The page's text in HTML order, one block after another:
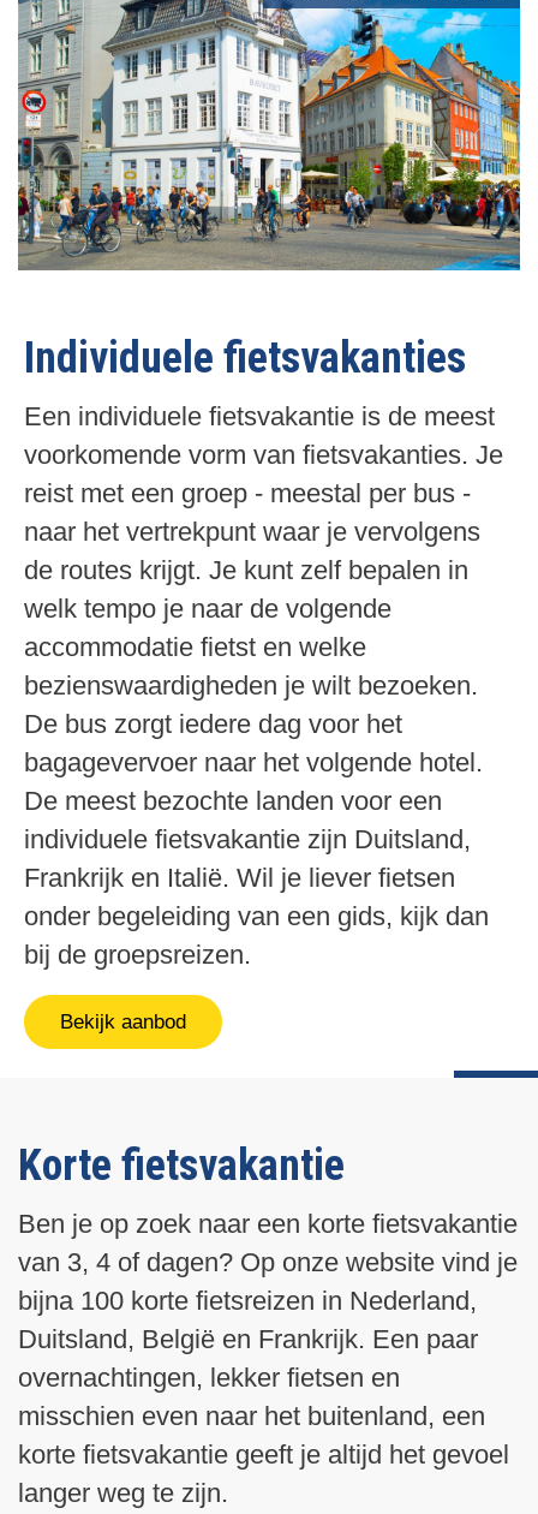
Individuele fietsvakanties
Een individuele fietsvakantie is de meest
voorkomende vorm van fietsvakanties. Je
reist met een groep - meestal per bus -
naar het vertrekpunt waar je vervolgens
de routes krijgt. Je kunt zelf bepalen in
welk tempo je naar de volgende
accommodatie fietst en welke
bezienswaardigheden je wilt bezoeken.
De bus zorgt iedere dag voor het
bagagevervoer naar het volgende hotel.
De meest bezochte landen voor een
individuele fietsvakantie zijn Duitsland,
Frankrijk en Italië. Wil je liever fietsen
onder begeleiding van een gids, kijk dan
bij de groepsreizen.
Bekijk aanbod
Korte fietsvakantie
Ben je op zoek naar een korte fietsvakantie
van 3, 4 of dagen? Op onze website vind je
bijna 100 korte fietsreizen in Nederland,
Duitsland, België en Frankrijk. Een paar
overnachtingen, lekker fietsen en
misschien even naar het buitenland, een
korte fietsvakantie geeft je altijd het gevoel
langer weg te zijn.